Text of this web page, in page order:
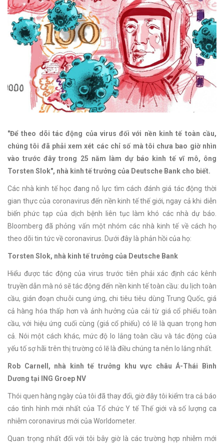
"Để theo dõi tác động của virus đối với nền kinh tế toàn cầu,
chúng tôi đã phải xem xét các chỉ số mà tôi chưa bao giờ nhìn
vào trước đây trong 25 năm làm dự báo kinh tế vĩ mô, ông
Torsten Slok", nhà kinh tế trưởng của Deutsche Bank cho biết.
Các nhà kinh tế học đang nỗ lực tìm cách đánh giá tác động thời
gian thực của coronavirus đến nền kinh tế thế giới, ngay cả khi diễn
biến phức tạp của dịch bệnh liên tục làm khó các nhà dự báo.
Bloomberg đã phỏng vấn một nhóm các nhà kinh tế về cách họ
theo dõi tin tức về coronavirus. Dưới đây là phản hồi của họ:
Torsten Slok, nhà kinh tế trưởng của Deutsche Bank
Hiểu được tác động của virus trước tiên phải xác định các kênh
truyền dẫn mà nó sẽ tác động đến nền kinh tế toàn cầu: du lịch toàn
cầu, gián đoạn chuỗi cung ứng, chi tiêu tiêu dùng Trung Quốc, giá
cả hàng hóa thấp hơn và ảnh hưởng của cải từ giá cổ phiếu toàn
cầu, với hiệu ứng cuối cùng (giá cổ phiếu) có lẽ là quan trọng hơn
cả. Nói một cách khác, mức độ lo lắng toàn cầu và tác động của
yếu tố sợ hãi trên thị trường có lẽ là điều chúng ta nên lo lắng nhất.
Rob Carnell, nhà kinh tế trưởng khu vực châu Á-Thái Bình
Dương tại ING Groep NV
Thói quen hàng ngày của tôi đã thay đổi, giờ đây tôi kiểm tra cả báo
cáo tình hình mới nhất của Tổ chức Y tế Thế giới và số lượng ca
nhiễm coronavirus mới của Worldometer.
Quan trọng nhất đối với tôi bây giờ là các trường hợp nhiễm mới